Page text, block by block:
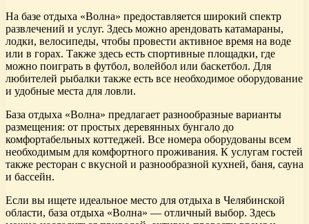
На базе отдыха «Волна» предоставляется широкий спектр
развлечений и услуг. Здесь можно арендовать катамараны,
лодки, велосипеды, чтобы провести активное время на воде
или в горах. Также здесь есть спортивные площадки, где
можно поиграть в футбол, волейбол или баскетбол. Для
любителей рыбалки также есть все необходимое оборудование
и удобные места для ловли.
База отдыха «Волна» предлагает разнообразные варианты
размещения: от простых деревянных бунгало до
комфортабельных коттеджей. Все номера оборудованы всем
необходимым для комфортного проживания. К услугам гостей
также ресторан с вкусной и разнообразной кухней, баня, сауна
и бассейн.
Если вы ищете идеальное место для отдыха в Челябинской
области, база отдыха «Волна» — отличный выбор. Здесь